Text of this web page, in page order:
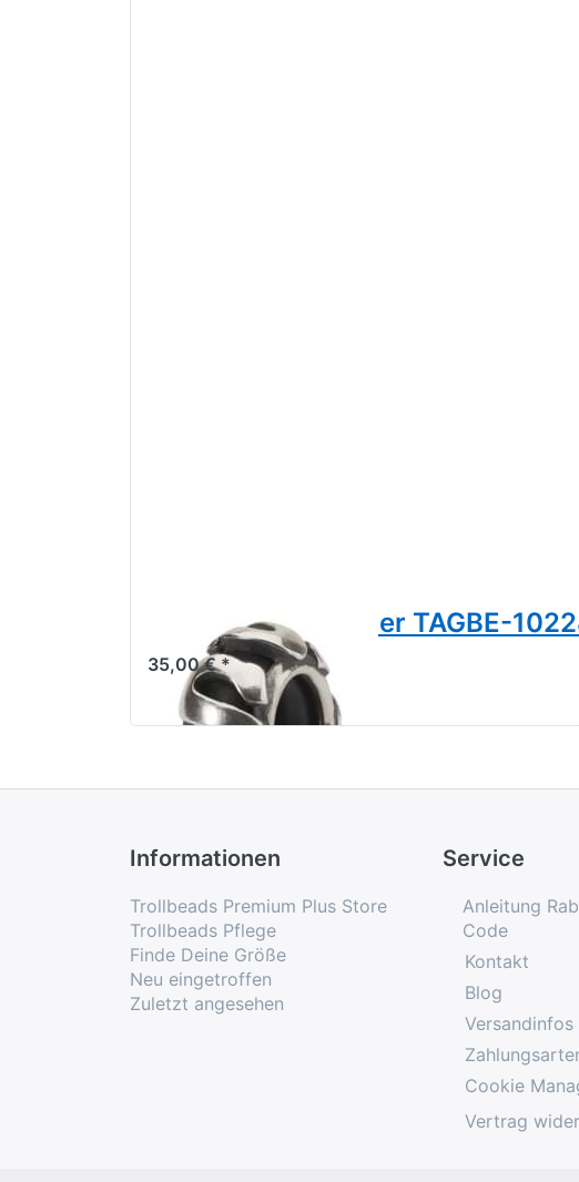
Trollbeads S Spacer TAGBE-
35,00 € *
Informationen
Trollbeads Premium Plus Store
Trollbeads Pflege
Finde Deine Größe
Neu eingetroffen
Zuletzt angesehen
Service
Anleitung
Code
Kontakt
Blog
Versandinfos
Cookie
Vertrag